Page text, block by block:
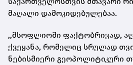
მაღალი დამოკიდებულებაა.
,,მსოფლიოში ფაქტობრივად,
ქვეყანა, რომელიც სრულად
ნებისმიერი გეოპოლიტიკური